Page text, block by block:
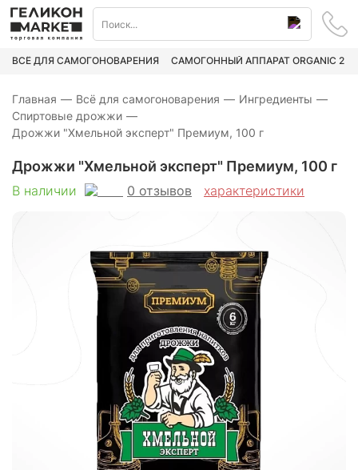
ВСЁ ДЛЯ САМОГОНОВАРЕНИЯ САМОГОННЫЙ АППАРАТ ORGANIC 2
Главная — Всё для самогоноварения — Ингредиенты —
Спиртовые дрожжи —
Дрожжи "Хмельной эксперт" Премиум, 100 г
Дрожжи "Хмельной эксперт" Премиум, 100 г
В наличии 0 отзывов характеристики